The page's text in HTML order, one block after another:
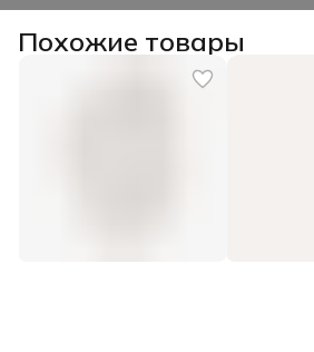
Похожие товары